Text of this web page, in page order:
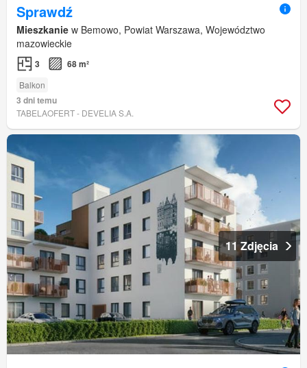
Sprawdź
Mieszkanie w Bemowo, Powiat Warszawa, Województwo
mazowieckie
3 68 m²
Balkon
3 dni temu
TABELAOFERT - DEVELIA S.A.
11 Zdjęcia